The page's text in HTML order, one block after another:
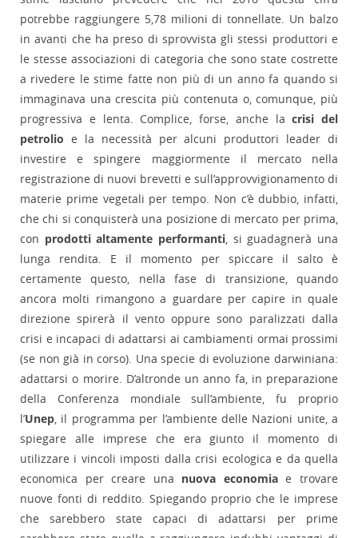
potrebbe raggiungere 5,78 milioni di tonnellate. Un balzo
in avanti che ha preso di sprovvista gli stessi produttori e
le stesse associazioni di categoria che sono state costrette
a rivedere le stime fatte non più di un anno fa quando si
immaginava una crescita più contenuta o, comunque, più
progressiva e lenta. Complice, forse, anche lacrisi del
petrolio e la necessità per alcuni produttori leader di
investire e spingere maggiormente il mercato nella
registrazione di nuovi brevetti e sull’approvvigionamento di
materie prime vegetali per tempo. Non c’è dubbio, infatti,
che chi si conquisterà una posizione di mercato per prima,
con prodotti altamente performanti, si guadagnerà una
lunga rendita. E il momento per spiccare il salto è
certamente questo, nella fase di transizione, quando
ancora molti rimangono a guardare per capire in quale
direzione spirerà il vento oppure sono paralizzati dalla
crisi e incapaci di adattarsi ai cambiamenti ormai prossimi
(se non già in corso). Una specie di evoluzione darwiniana:
adattarsi o morire. D’altronde un anno fa, in preparazione
della Conferenza mondiale sull’ambiente, fu proprio
l’Unep, il programma per l’ambiente delle Nazioni unite, a
spiegare alle imprese che era giunto il momento di
utilizzare i vincoli imposti dalla crisi ecologica e da quella
economica per creare una nuova economiae trovare
nuove fonti di reddito. Spiegando proprio che le imprese
che sarebbero state capaci di adattarsi per prime